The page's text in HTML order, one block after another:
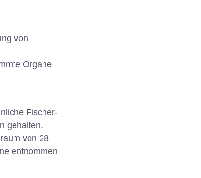
von
Organe
Fischer-
gehalten.
von 28
entnommen